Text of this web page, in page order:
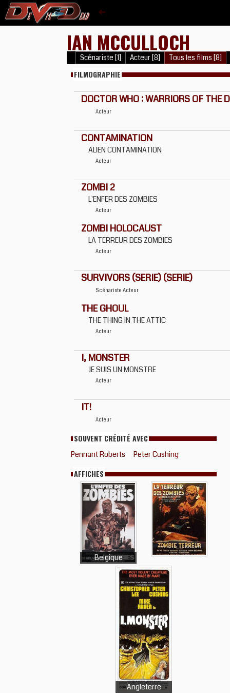
IAN MCCULLOCH
Scénariste [1] Acteur [8] Tous les films [8]
FILMOGRAPHIE
DOCTOR WHO : WARRIORS OF THE
Acteur
CONTAMINATION
ALIEN CONTAMINATION
Acteur
ZOMBI 2
L'ENFER DES ZOMBIES
Acteur
ZOMBI HOLOCAUST
LA TERREUR DES ZOMBIES
Acteur
SURVIVORS (SERIE) (SERIE)
Scénariste Acteur
THE GHOUL
THE THING IN THE ATTIC
Acteur
I, MONSTER
JE SUIS UN MONSTRE
Acteur
IT!
Acteur
SOUVENT CRÉDITÉ AVEC
Pennant Roberts Peter Cushing
AFFICHES
Belgique
Angleterre